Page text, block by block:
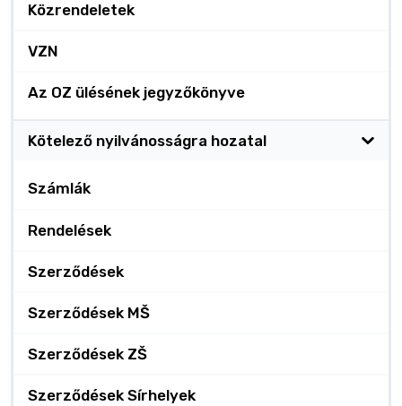
Közrendeletek
VZN
Az OZ ülésének jegyzőkönyve
Kötelező nyilvánosságra hozatal
Számlák
Rendelések
Szerződések
Szerződések MŠ
Szerződések ZŠ
Szerződések Sírhelyek